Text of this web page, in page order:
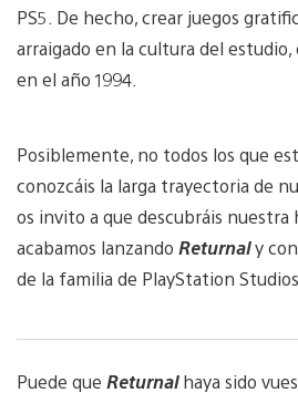
PS5. De hecho, crear juegos
arraigado en la cultura del estudio,
en el año 1994.
Posiblemente, no todos los que
conozcáis la larga trayectoria de
os invito a que descubráis nuestra
acabamos lanzando Returnaly
de la familia de PlayStation Studios.
Puede que Returnalhaya sido